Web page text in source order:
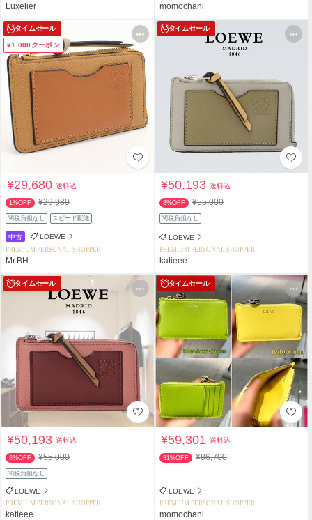
Luxelier momochani
タイムセール
¥1,000クーポン
¥29,680送料込
1%OFF ¥29,980
関税負担なし スピード配送
中古 LOEWE
PREMIUM PERSONAL SHOPPER
Mr.BH
タイムセール
¥50,193送料込
8%OFF ¥55,000
関税負担なし
LOEWE
PREMIUM PERSONAL SHOPPER
katieee
タイムセール
¥50,193送料込
8%OFF ¥55,000
関税負担なし
LOEWE
PREMIUM PERSONAL SHOPPER
katieee
タイムセール
¥59,301送料込
31%OFF ¥86,700
LOEWE
PREMIUM PERSONAL SHOPPER
momochani